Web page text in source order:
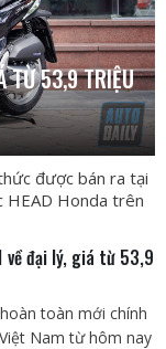
TỪ 53,9 TRIỆU
được bán ra tại
HEAD Honda trên
về đại lý, giá từ 53,9
toàn mới chính
Nam từ hôm nay